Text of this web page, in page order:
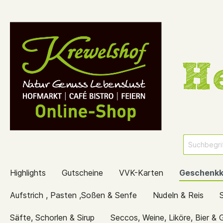
Highlights Gutscheine VVK-Karten
Aufstrich , Pasten ,Soßen & Senfe Nudeln & Reis
Säfte, Schorlen & Sirup Seccos, Weine, Liköre, Bier &